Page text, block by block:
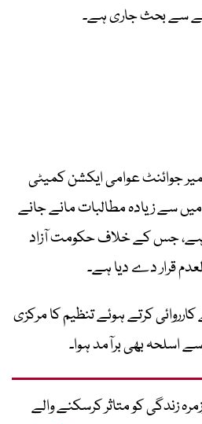
سے بحث جاری ہے۔
جوائنٹ عوامی ایکشن کمیٹی
میں سے زیادہ مطالبات مانے جانے
ہے، جس کے خلاف حکومت آزاد
قرار دے دیا ہے۔
کرتے ہوئے تنظیم کا مرکزی
اسلحہ بھی برآمد ہوا۔
زندگی کو متاثر کرسکنے والے